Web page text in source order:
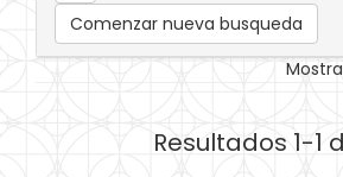
Comenzar nueva busqueda
Resultados 1-1